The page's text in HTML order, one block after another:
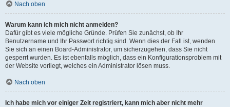
Nach oben
Warum kann ich mich nicht anmelden?
Dafür gibt es viele mögliche Gründe. Prüfen Sie zunächst, ob Ihr
Benutzername und Ihr Passwort richtig sind. Wenn dies der Fall ist, wenden
Sie sich an einen Board-Administrator, um sicherzugehen, dass Sie nicht
gesperrt wurden. Es ist ebenfalls möglich, dass ein Konfigurationsproblem mit
der Website vorliegt, welches ein Administrator lösen muss.
Nach oben
Ich habe mich vor einiger Zeit registriert, kann mich aber nicht mehr